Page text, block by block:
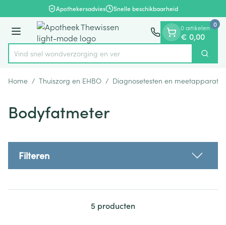
Ga naar de inhoudApothekersadvies Snelle beschikbaarheid
Menu
Product, merk, categorie...
Vind snel wondverzorgin Zoek
0 artikelen
€ 0,00
0
Home / Thuiszorg en EHBO / Diagnosetesten en
Bodyfatmeter
Filteren
5 producten